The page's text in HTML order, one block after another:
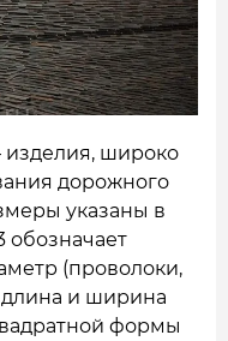
изделия, широко
дорожного
указаны в
обозначает
(проволоки,
и ширина
формы